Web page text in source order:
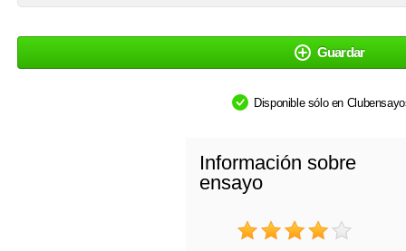
Guardar
Disponible sólo en
Información sobre
ensayo